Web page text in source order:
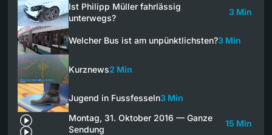
Ist Philipp Müller fahrlässig
unterwegs?
3 Min
Welcher Bus ist am unpünktlichsten?3 Min
Kurznews2 Min
Jugend in Fussfesseln3 Min
Montag, 31. Oktober 2016 — Ganze
Sendung
15 Min